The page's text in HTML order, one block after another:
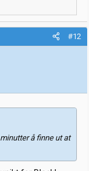
#12
å finne ut at